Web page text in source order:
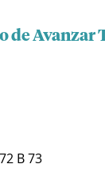
de Avanzar
B 73